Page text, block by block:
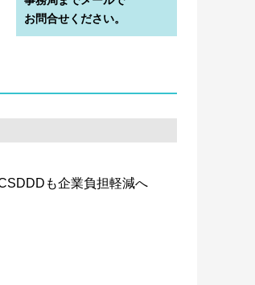
然ゴム」を採点対象とする
お問合せください。
も企業負担軽減へ